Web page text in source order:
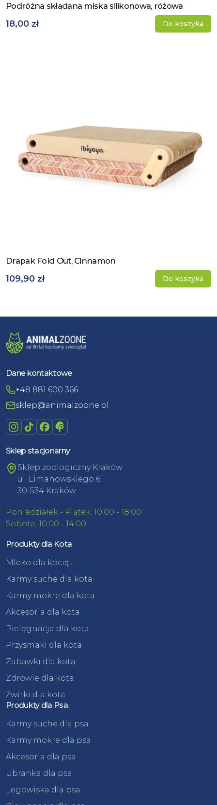
Zobacz produkt
Podróżna składana miska silikonowa, różowa
18,00 zł Do koszyka
Zobacz produkt
Drapak Fold Out, Cinnamon
109,90 zł Do koszyka
Dane kontaktowe
+48 881 600 366
sklep@animalzoone.pl
Sklep stacjonarny
Sklep zoologiczny Kraków
ul. Limanowskiego 6
30-534 Kraków
Poniedziałek - Piątek: 10:00 - 18:00
Sobota: 10:00 - 14:00
Produkty dla Kota
Mleko dla kociąt
Karmy suche dla kota
Karmy mokre dla kota
Akcesoria dla kota
Pielęgnacja dla kota
Przysmaki dla kota
Zabawki dla kota
Zdrowie dla kota
Żwirki dla kota
Produkty dla Psa
Karmy suche dla psa
Karmy mokre dla psa
Akcesoria dla psa
Ubranka dla psa
Legowiska dla psa